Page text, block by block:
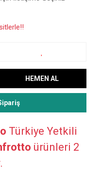
HEMEN AL
Türkiye Yetkili
ürünleri 2